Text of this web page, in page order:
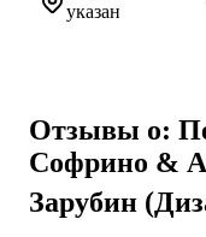
указан
Отзывы о:
Софрино &
Зарубин